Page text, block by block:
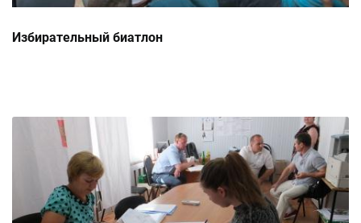
Избирательный биатлон